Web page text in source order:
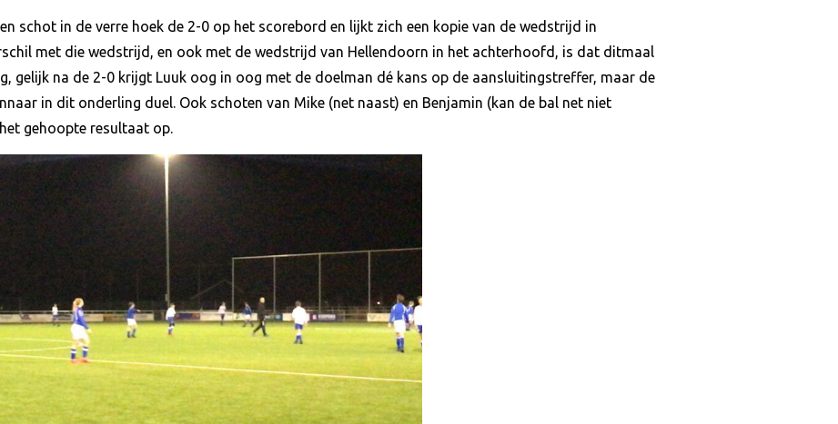
schot in de verre hoek de 2-0 op het scorebord en lijkt zich een kopie van de wedstrijd in
met die wedstrijd, en ook met de wedstrijd van Hellendoorn in het achterhoofd, is dat ditmaal
gelijk na de 2-0 krijgt Luuk oog in oog met de doelman dé kans op de aansluitingstreffer, maar de
in dit onderling duel. Ook schoten van Mike (net naast) en Benjamin (kan de bal net niet
gehoopte resultaat op.